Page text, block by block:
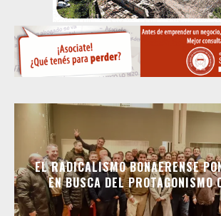
EL RADICALISMO BONAERENSE
EN BUSCA DEL PROTAGONISMO